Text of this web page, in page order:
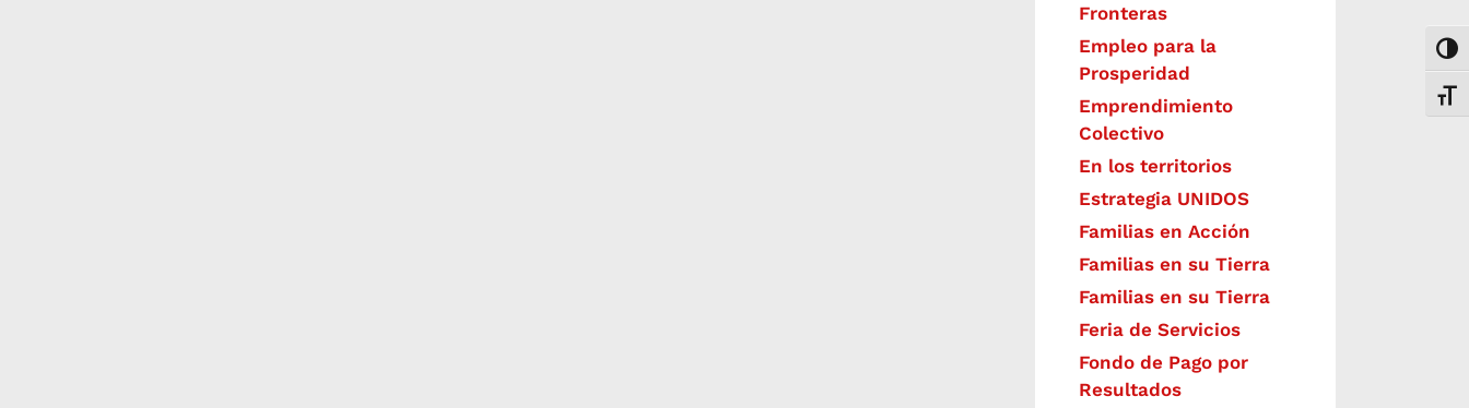
Fronteras
Empleo para la
Prosperidad
Emprendimiento
Colectivo
En los territorios
Estrategia UNIDOS
Familias en Acción
Familias en su Tierra
Familias en su Tierra
Feria de Servicios
Fondo de Pago por
Resultados